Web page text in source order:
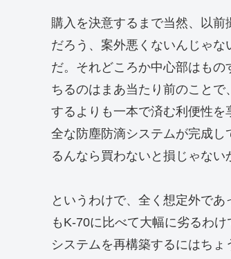
購入を決意するまで当然、以
だろう、案外悪くないんじゃ
だ。それどころか中心部はも
ちるのはまあ当たり前のこと
するよりも一本で済む利便性
全な防塵防滴システムが完成し
るんなら買わないと損じゃない
というわけで、全く想定外で
もK-70に比べて大幅に劣るわ
システムを再構築するにはち